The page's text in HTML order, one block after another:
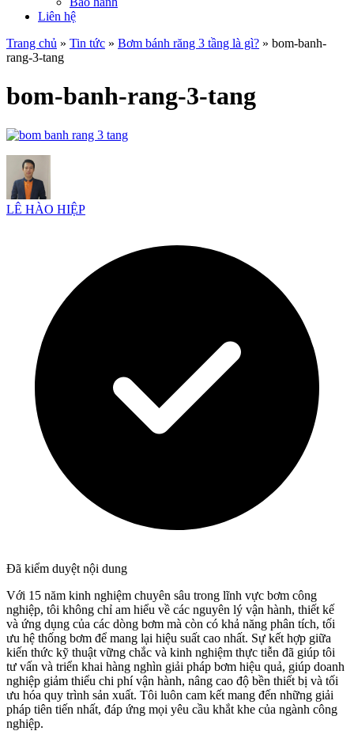
Liên hệ
Trang chủ » Tin tức » Bơm bánh răng 3 tầng là gì? » bom-banh-
rang-3-tang
bom-banh-rang-3-tang
LÊ HÀO HIỆP
Đã kiểm duyệt nội dung
Với 15 năm kinh nghiệm chuyên sâu trong lĩnh vực bơm công
nghiệp, tôi không chỉ am hiểu về các nguyên lý vận hành, thiết kế
và ứng dụng của các dòng bơm mà còn có khả năng phân tích, tối
ưu hệ thống bơm để mang lại hiệu suất cao nhất. Sự kết hợp giữa
kiến thức kỹ thuật vững chắc và kinh nghiệm thực tiễn đã giúp tôi
tư vấn và triển khai hàng nghìn giải pháp bơm hiệu quả, giúp doanh
nghiệp giảm thiểu chi phí vận hành, nâng cao độ bền thiết bị và tối
ưu hóa quy trình sản xuất. Tôi luôn cam kết mang đến những giải
pháp tiên tiến nhất, đáp ứng mọi yêu cầu khắt khe của ngành công
nghiệp.